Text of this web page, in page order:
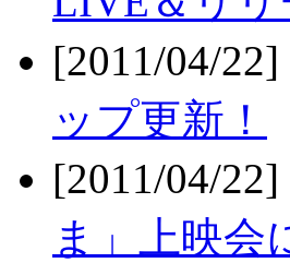
[2011/04/
ップ更新！
[2011/04/
ま」上映会